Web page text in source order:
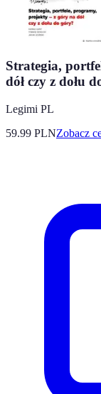
Strategia,
dół czy z dołu
Legimi PL
59.99 PLNZobacz